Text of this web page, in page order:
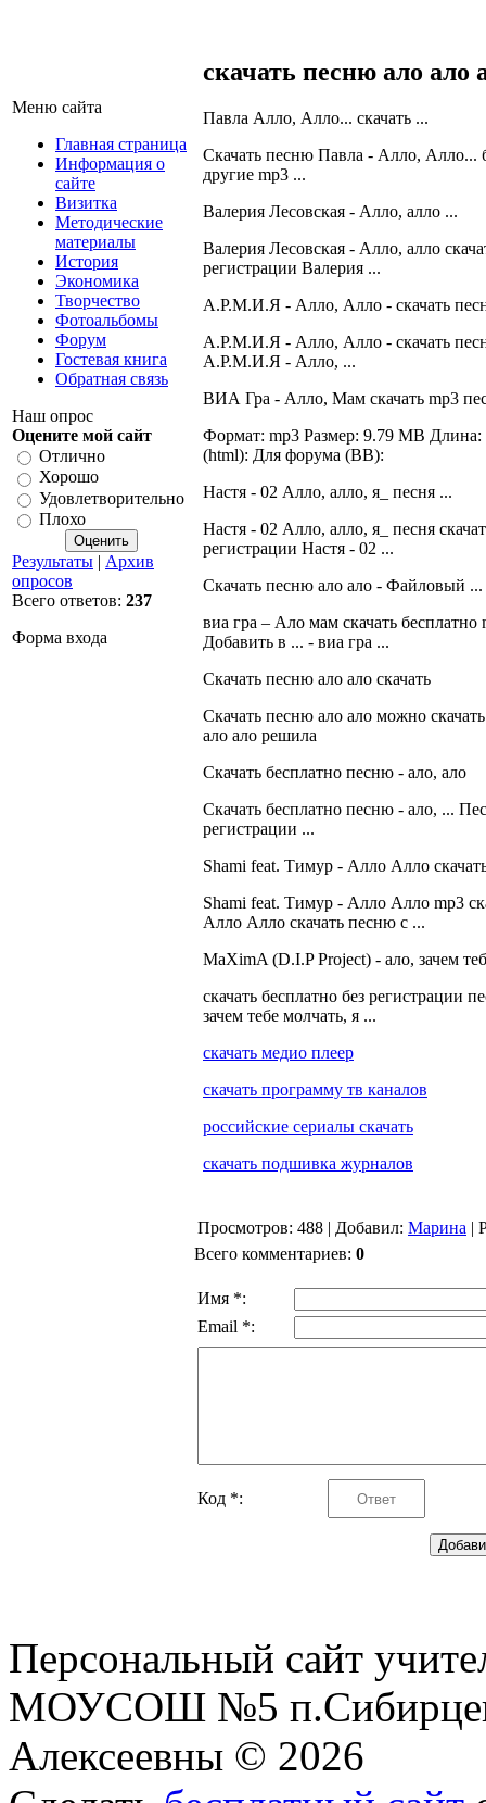
Меню сайта
Главная страница
Информация о
сайте
Визитка
Методические
материалы
История
Экономика
Творчество
Фотоальбомы
Форум
Гостевая книга
Обратная связь
Наш опрос
Оцените мой сайт
Отлично
Хорошо
Удовлетворительно
Плохо
Результаты | Архив
опросов
Всего ответов: 237
Форма входа
скачать песню ало ало
Павла Алло, Алло... скачать ...
Скачать песню Павла - Алло, Алло...
другие mp3 ...
Валерия Лесовская - Алло, алло ...
Валерия Лесовская - Алло, алло
регистрации Валерия ...
А.Р.М.И.Я - Алло, Алло - скачать
А.Р.М.И.Я - Алло, Алло - скачать
А.Р.М.И.Я - Алло, ...
ВИА Гра - Алло, Мам скачать mp3
Формат: mp3 Размер: 9.79 MB Длина:
(html): Для форума (BB):
Настя - 02 Алло, алло, я_ песня ...
Настя - 02 Алло, алло, я_ песня
регистрации Настя - 02 ...
Скачать песню ало ало - Файловый ...
виа гра – Ало мам скачать
Добавить в ... - виа гра ...
Скачать песню ало ало скачать
Скачать песню ало ало можно
ало ало решила
Скачать бесплатно песню - ало, ало
Скачать бесплатно песню - ало, ...
регистрации ...
Shami feat. Тимур - Алло Алло
Shami feat. Тимур - Алло Алло mp3
Алло Алло скачать песню с ...
MaXimA (D.I.P Project) - ало, зачем
скачать бесплатно без регистрации
зачем тебе молчать, я ...
скачать медио плеер
скачать программу тв каналов
российские сериалы скачать
скачать подшивка журналов
Просмотров: 488 | Добавил: Марина |
Всего комментариев: 0
Имя *:
Email *:
Код *:
Персональный сайт
МОУСОШ №5
Алексеевны © 2026